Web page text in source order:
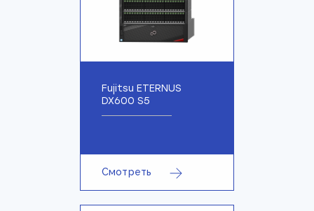
Fujitsu ETERNUS
DX600 S5
Смотреть